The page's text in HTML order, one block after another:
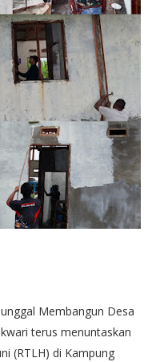
Membangun Desa
terus menuntaskan
(RTLH) di Kampung